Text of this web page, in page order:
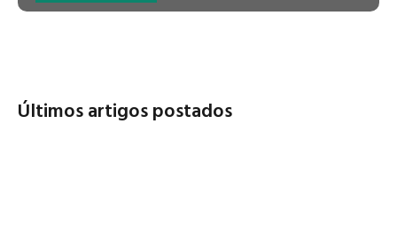
Últimos artigos postados